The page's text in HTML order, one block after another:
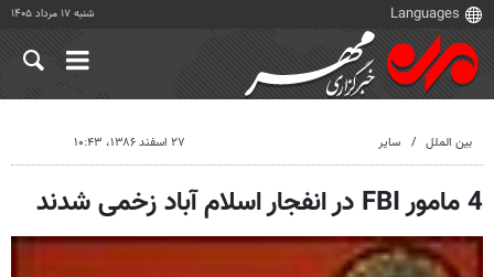
شنبه ۱۷ مرداد ۱۴۰۵
بین الملل سایر ۲۷ اسفند ۱۳۸۶، ۱۰:۴۳
4 مامور FBI در انفجار اسلام آباد زخمی شدند